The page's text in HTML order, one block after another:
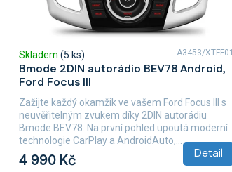
Bmode 2DIN autorádio BEV78 Android,
Ford Focus III
Skladem (5 ks)
4 990 Kč Detail
Zažijte každý okamžik ve vašem Ford Focus III s
neuvěřitelným zvukem díky 2DIN autorádiu
Bmode BEV78. Na první pohled upoutá moderní
technologie CarPlay a AndroidAuto,...
A3453/XTFF01